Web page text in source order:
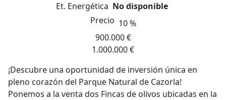
Et. Energética No disponible
Precio 10 %
900.000 €
1.000.000 €
¡Descubre una oportunidad de inversión única en
pleno corazón del Parque Natural de Cazorla!
Ponemos a la venta dos Fincas de olivos ubicadas en la